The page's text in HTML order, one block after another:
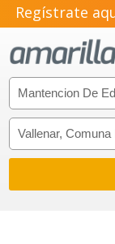
Regístrate